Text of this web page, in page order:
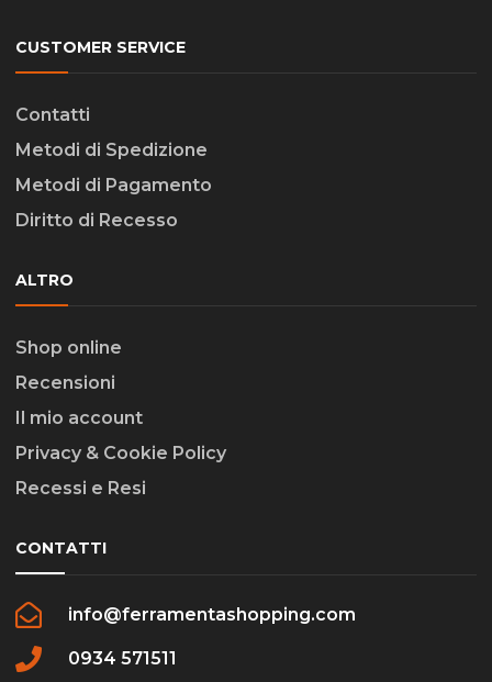
CUSTOMER SERVICE
Contatti
Metodi di Spedizione
Metodi di Pagamento
Diritto di Recesso
ALTRO
Shop online
Recensioni
Il mio account
Privacy & Cookie Policy
Recessi e Resi
CONTATTI
info@ferramentashopping.com
0934 571511